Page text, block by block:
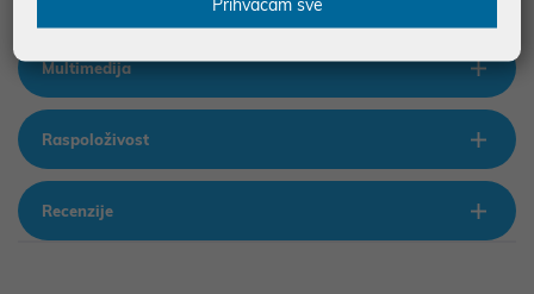
Multimedija
Raspoloživost
Recenzije